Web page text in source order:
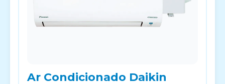
Ar Condicionado Daikin